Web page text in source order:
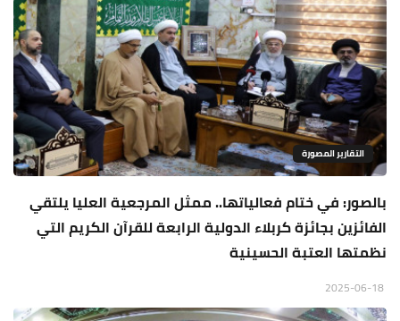
التقارير المصورة
بالصور: في ختام فعالياتها.. ممثل المرجعية العليا يلتقي
الفائزين بجائزة كربلاء الدولية الرابعة للقرآن الكريم التي
نظمتها العتبة الحسينية